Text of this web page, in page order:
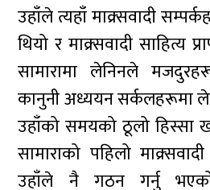
उहाँले त्यहाँ माक्र्सवादी
थियो र माक्र्सवादी साहित्य
सामारामा लेनिनले
कानुनी अध्ययन सर्कलहरूमा
उहाँको समयको ठूलो हिस्सा
सामाराको पहिलो
उहाँले नै गठन गर्नु